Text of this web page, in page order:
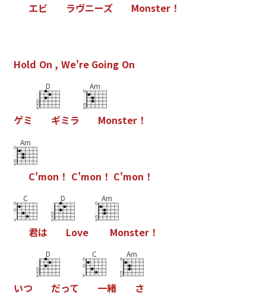
エビ ラヴニーズ Monster！
Hold On , We're Going On
ゲミ
D
ギミラ
Am
Monster！
Am
C'mon ！ C'mon ！ C'mon ！
C
君は
D
Love
Am
Monster！
いつ
D
だって
C
一緒
Am
さ